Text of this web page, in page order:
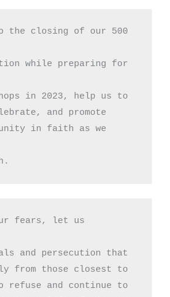
the closing of our 500
while preparing for
in 2023, help us to
and promote
unity in faith as we
fears, let us
and persecution that
from those closest to
refuse and continue to